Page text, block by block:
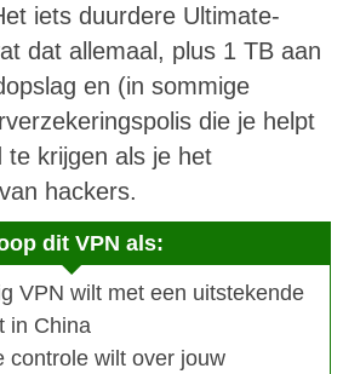
iets duurdere Ultimate-
dat allemaal, plus 1 TB aan
en (in sommige
die je helpt
te krijgen als je het
hackers.
dit VPN als:
VPN wilt met een uitstekende
in China
controle wilt over jouw